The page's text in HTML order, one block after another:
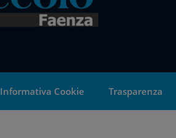
Informativa Cookie Trasparenza